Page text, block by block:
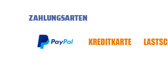
ZAHLUNGSARTEN